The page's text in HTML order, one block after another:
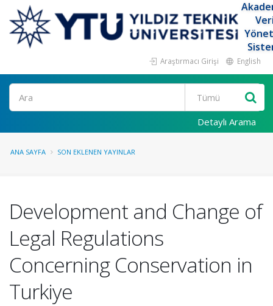
Araştırmacı Girişi English
Ara
Detaylı Arama
ANA SAYFA SON EKLENEN YAYINLAR
Development and Change of
Legal Regulations
Concerning Conservation in
Turkiye